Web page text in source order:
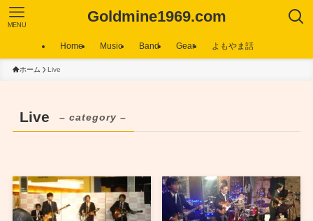
Goldmine1969.com
MENU
Home Music Band Gear よもやま話
ホーム Live
Live – category –